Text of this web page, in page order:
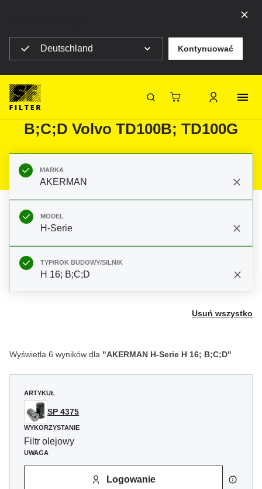
Deutschland Kontynuować
SF-Filter
Filtry do AKERMAN H-Serie H 16;
B;C;D Volvo TD100B; TD100G
MARKA
AKERMAN
MODEL
H-Serie
TYP/ROK BUDOWY/SILNIK
H 16; B;C;D
Usuń wszystko
Wyświetla 6 wyników dla "AKERMAN H-Serie H 16; B;C;D"
ARTYKUŁ
SP 4375
WYKORZYSTANIE
Filtr olejowy
UWAGA
Logowanie